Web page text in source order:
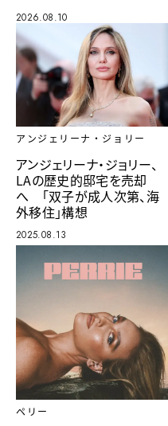
2026.08.10
アンジェリーナ・ジョリー
アンジェリーナ・ジョリー、
LAの歴史的邸宅を売却
へ 「双子が成人次第、海
外移住」構想
2025.08.13
ペリー